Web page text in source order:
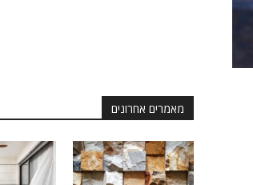
מאמרים אחרונים